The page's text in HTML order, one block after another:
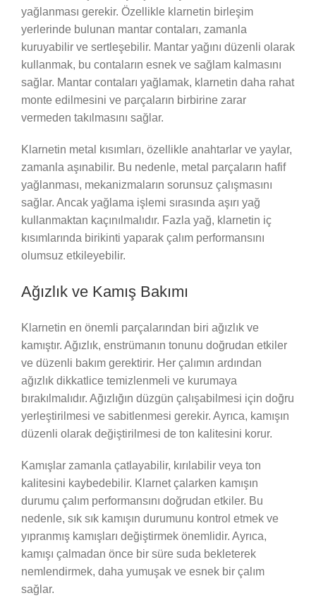
yağlanması gerekir. Özellikle klarnetin birleşim
yerlerinde bulunan mantar contaları, zamanla
kuruyabilir ve sertleşebilir. Mantar yağını düzenli olarak
kullanmak, bu contaların esnek ve sağlam kalmasını
sağlar. Mantar contaları yağlamak, klarnetin daha rahat
monte edilmesini ve parçaların birbirine zarar
vermeden takılmasını sağlar.
Klarnetin metal kısımları, özellikle anahtarlar ve yaylar,
zamanla aşınabilir. Bu nedenle, metal parçaların hafif
yağlanması, mekanizmaların sorunsuz çalışmasını
sağlar. Ancak yağlama işlemi sırasında aşırı yağ
kullanmaktan kaçınılmalıdır. Fazla yağ, klarnetin iç
kısımlarında birikinti yaparak çalım performansını
olumsuz etkileyebilir.
Ağızlık ve Kamış Bakımı
Klarnetin en önemli parçalarından biri ağızlık ve
kamıştır. Ağızlık, enstrümanın tonunu doğrudan etkiler
ve düzenli bakım gerektirir. Her çalımın ardından
ağızlık dikkatlice temizlenmeli ve kurumaya
bırakılmalıdır. Ağızlığın düzgün çalışabilmesi için doğru
yerleştirilmesi ve sabitlenmesi gerekir. Ayrıca, kamışın
düzenli olarak değiştirilmesi de ton kalitesini korur.
Kamışlar zamanla çatlayabilir, kırılabilir veya ton
kalitesini kaybedebilir. Klarnet çalarken kamışın
durumu çalım performansını doğrudan etkiler. Bu
nedenle, sık sık kamışın durumunu kontrol etmek ve
yıpranmış kamışları değiştirmek önemlidir. Ayrıca,
kamışı çalmadan önce bir süre suda bekleterek
nemlendirmek, daha yumuşak ve esnek bir çalım
sağlar.